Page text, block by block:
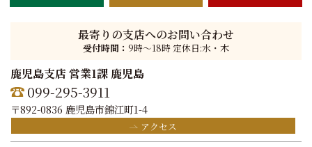
最寄りの支店へのお問い合わせ
受付時間： 9時〜18時 定休日:水・木
鹿児島支店 営業1課 鹿児島
099-295-3911
〒892-0836 鹿児島市錦江町1-4
アクセス